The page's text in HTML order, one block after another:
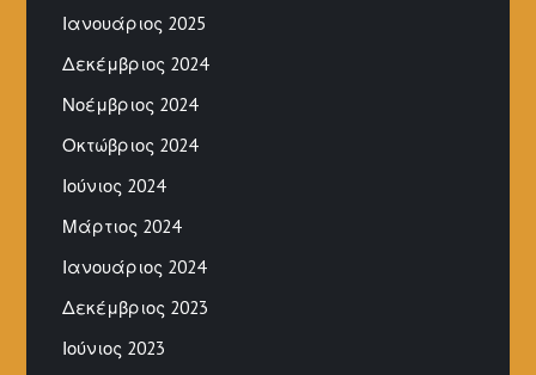
Ιανουάριος 2025
Δεκέμβριος 2024
Νοέμβριος 2024
Οκτώβριος 2024
Ιούνιος 2024
Μάρτιος 2024
Ιανουάριος 2024
Δεκέμβριος 2023
Ιούνιος 2023